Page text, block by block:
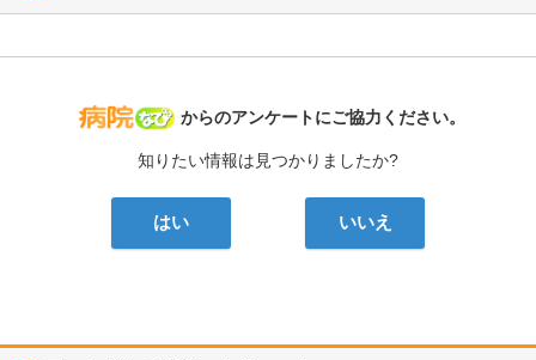
病院なび
からのアンケートにご協力ください。
知りたい情報は見つかりましたか?
はい いいえ